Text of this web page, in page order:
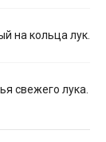
на кольца лук.
свежего лука.